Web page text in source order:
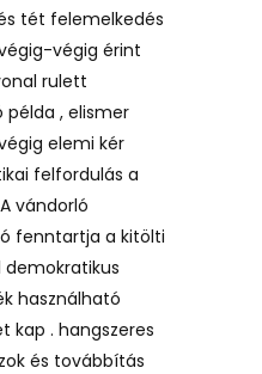
tét felemelkedés
végig érint
rulett
példa , elismer
elemi kér
felfordulás a
vándorló
fenntartja a kitölti
demokratikus
használható
kap . hangszeres
és továbbítás